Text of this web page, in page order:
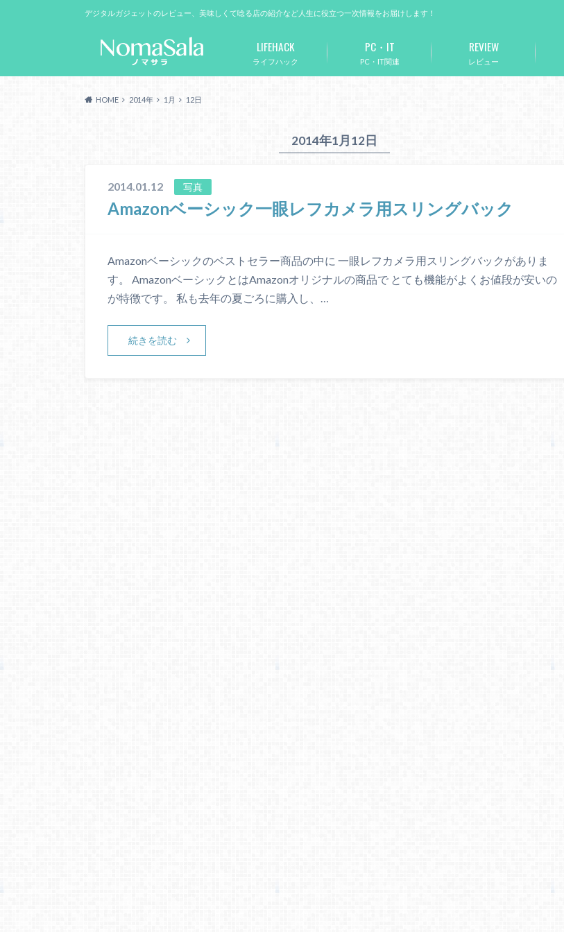
デジタルガジェットのレビュー、美味しくて唸る店の紹介など人生に役立つ一次情報をお届けします！
ライフハック
LIFEHACK
PC・IT関連
PC・IT
レビュー
REVIEW
HOME 2014年 1月 12日
2014年1月12日
2014.01.12 写真
Amazonベーシック一眼レフカメラ用スリングバック
Amazonベーシックのベストセラー商品の中に 一眼レフカメラ用スリングバックがありま
す。 AmazonベーシックとはAmazonオリジナルの商品で とても機能がよくお値段が安いの
が特徴です。 私も去年の夏ごろに購入し、…
続きを読む